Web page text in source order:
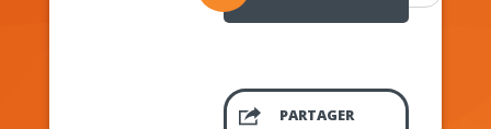
PARTAGER